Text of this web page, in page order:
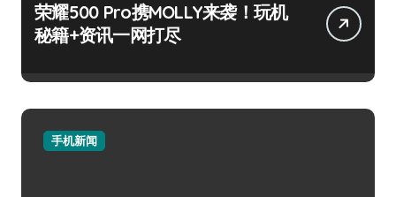
荣耀500 Pro携MOLLY来袭！玩机
秘籍+资讯一网打尽
手机新闻